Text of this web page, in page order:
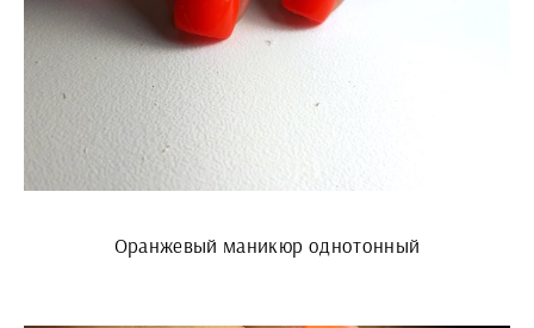
Оранжевый маникюр однотонный